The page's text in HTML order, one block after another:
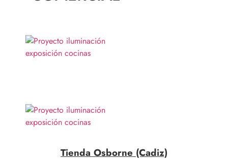
Tienda Osborne (Cadiz)